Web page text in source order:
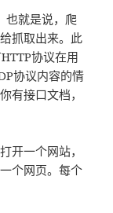
也就是说，爬
抓取出来。此
协议在用
协议内容的情
有接口文档，
开一个网站，
个网页。每个